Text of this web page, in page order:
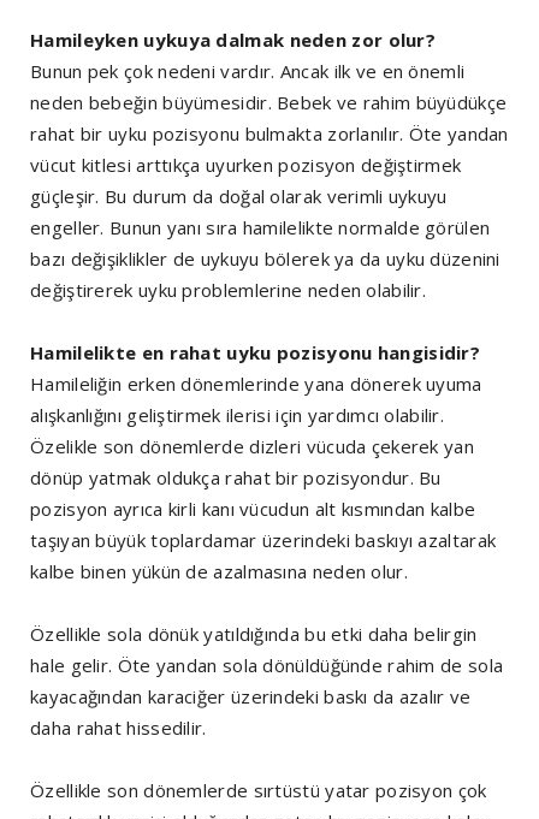
Hamileyken uykuya dalmak neden zor olur?
Bunun pek çok nedeni vardır. Ancak ilk ve en önemli
neden bebeğin büyümesidir. Bebek ve rahim büyüdükçe
rahat bir uyku pozisyonu bulmakta zorlanılır. Öte yandan
vücut kitlesi arttıkça uyurken pozisyon değiştirmek
güçleşir. Bu durum da doğal olarak verimli uykuyu
engeller. Bunun yanı sıra hamilelikte normalde görülen
bazı değişiklikler de uykuyu bölerek ya da uyku düzenini
değiştirerek uyku problemlerine neden olabilir.
Hamilelikte en rahat uyku pozisyonu hangisidir?
Hamileliğin erken dönemlerinde yana dönerek uyuma
alışkanlığını geliştirmek ilerisi için yardımcı olabilir.
Özelikle son dönemlerde dizleri vücuda çekerek yan
dönüp yatmak oldukça rahat bir pozisyondur. Bu
pozisyon ayrıca kirli kanı vücudun alt kısmından kalbe
taşıyan büyük toplardamar üzerindeki baskıyı azaltarak
kalbe binen yükün de azalmasına neden olur.
Özellikle sola dönük yatıldığında bu etki daha belirgin
hale gelir. Öte yandan sola dönüldüğünde rahim de sola
kayacağından karaciğer üzerindeki baskı da azalır ve
daha rahat hissedilir.
Özellikle son dönemlerde sırtüstü yatar pozisyon çok